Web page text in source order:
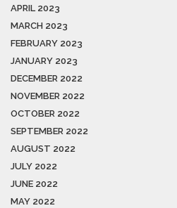
APRIL 2023
MARCH 2023
FEBRUARY 2023
JANUARY 2023
DECEMBER 2022
NOVEMBER 2022
OCTOBER 2022
SEPTEMBER 2022
AUGUST 2022
JULY 2022
JUNE 2022
MAY 2022